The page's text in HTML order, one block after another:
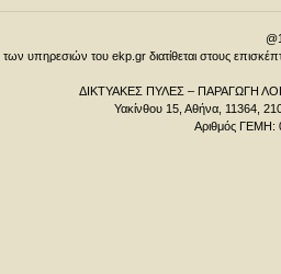
των υπηρεσιών του ekp.gr διατίθεται στους
ΔΙΚΤΥΑΚΕΣ ΠΥΛΕΣ – ΠΑΡΑΓΩΓΗ
Υακίνθου 15, Αθήνα, 11364,
Αριθμός ΓΕΜΗ: